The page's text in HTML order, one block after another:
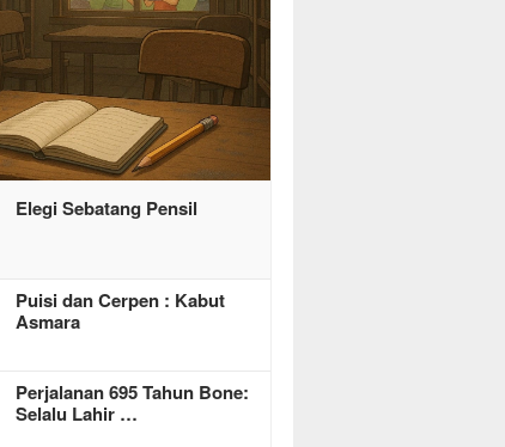
Elegi Sebatang Pensil
Puisi dan Cerpen : Kabut
Asmara
Perjalanan 695 Tahun Bone:
Selalu Lahir …